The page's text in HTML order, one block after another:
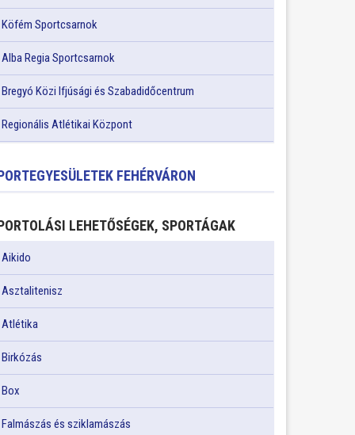
Köfém Sportcsarnok
Alba Regia Sportcsarnok
Bregyó Közi Ifjúsági és Szabadidőcentrum
Regionális Atlétikai Központ
FEHÉRVÁRON
LEHETŐSÉGEK, SPORTÁGAK
Aikido
Asztalitenisz
Atlétika
Birkózás
Box
Falmászás és sziklamászás